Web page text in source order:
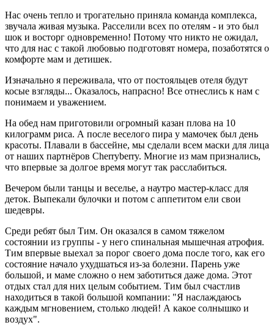
Нас очень тепло и трогательно приняла команда комплекса,
звучала живая музыка. Расселили всех по отелям - и это был
шок и восторг одновременно! Потому что никто не ожидал,
что для нас с такой любовью подготовят номера, позаботятся о
комфорте мам и детишек.
Изначально я переживала, что от постояльцев отеля будут
косые взгляды... Оказалось, напрасно! Все отнеслись к нам с
понимаем и уважением.
На обед нам приготовили огромный казан плова на 10
килограмм риса. А после веселого пира у мамочек был день
красоты. Плавали в бассейне, мы сделали всем маски для лица
от наших партнёров Cherryberry. Многие из мам признались,
что впервые за долгое время могут так расслабиться.
Вечером были танцы и веселье, а наутро мастер-класс для
деток. Выпекали булочки и потом с аппетитом ели свои
шедевры.
Среди ребят был Тим. Он оказался в самом тяжелом
состоянии из группы - у него спинальная мышечная атрофия.
Тим впервые выехал за порог своего дома после того, как его
состояние начало ухудшаться из-за болезни. Парень уже
большой, и маме сложно о нем заботиться даже дома. Этот
отдых стал для них целым событием. Тим был счастлив
находиться в такой большой компании: "Я наслаждаюсь
каждым мгновением, столько людей! А какое солнышко и
воздух".